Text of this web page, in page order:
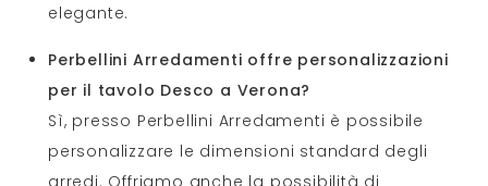
elegante.
Perbellini Arredamenti offre personalizzazioni
per il tavolo Desco a Verona?
Sì, presso Perbellini Arredamenti è possibile
personalizzare le dimensioni standard degli
arredi. Offriamo anche la possibilità di